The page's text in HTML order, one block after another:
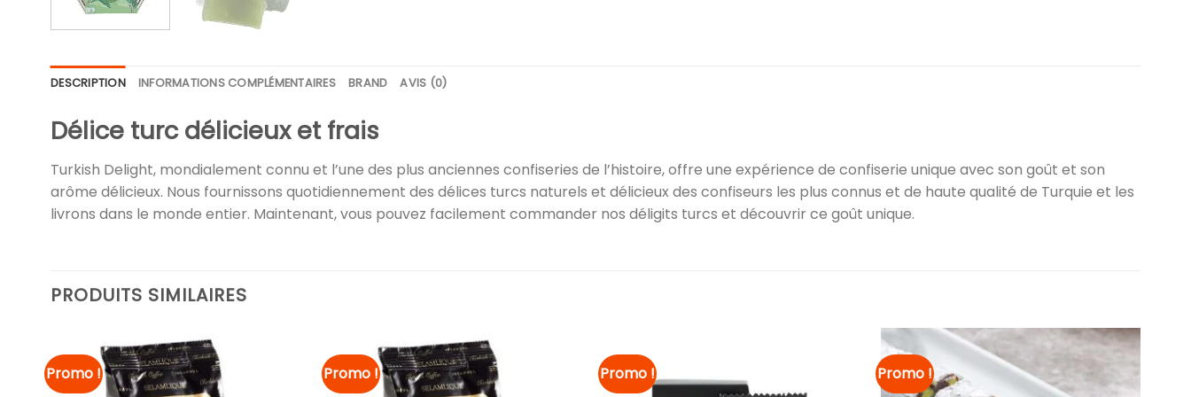
DESCRIPTION INFORMATIONS COMPLÉMENTAIRES BRAND AVIS (0)
Délice turc délicieux et frais
Turkish Delight, mondialement connu et l’une des plus anciennes confiseries de l’histoire, offre une expérience de confiserie unique avec son goût et son
arôme délicieux. Nous fournissons quotidiennement des délices turcs naturels et délicieux des confiseurs les plus connus et de haute qualité de Turquie et les
livrons dans le monde entier. Maintenant, vous pouvez facilement commander nos déligits turcs et découvrir ce goût unique.
PRODUITS SIMILAIRES
Promo ! Promo ! Promo ! Promo !